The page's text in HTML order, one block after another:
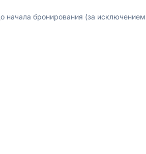
начала бронирования (за исключением